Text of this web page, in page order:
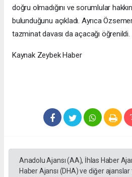
doğru olmadığını ve sorumlular
bulunduğunu açıkladı. Ayrıca
tazminat davası da açacağı öğrenildi.
Kaynak Zeybek Haber
Anadolu Ajansı (AA), İhlas Haber
Haber Ajansı (DHA) ve diğer